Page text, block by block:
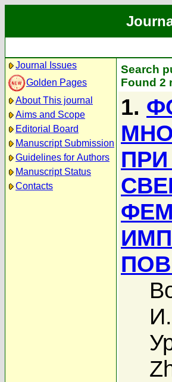
Journal Issues
Golden Pages
About This journal
Aims and Scope
Editorial Board
Manuscript Submission
Guidelines for Authors
Manuscript Status
Contacts
Search
Found 2
1.